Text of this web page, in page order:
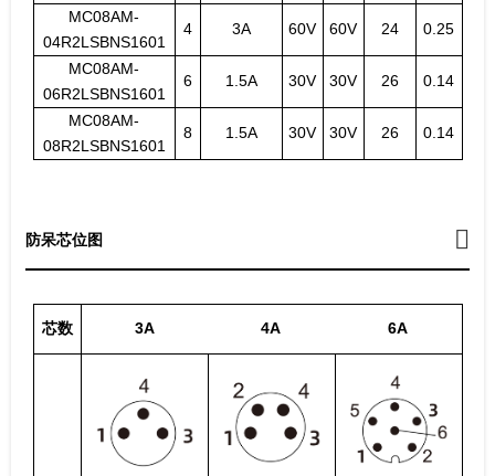
MC08AM-
04R2LSBNS1601
4 3A 60V 60V 24 0.25
MC08AM-
06R2LSBNS1601
6 1.5A 30V 30V 26 0.14
MC08AM-
08R2LSBNS1601
8 1.5A 30V 30V 26 0.14
防呆芯位图
芯数 3A 4A 6A